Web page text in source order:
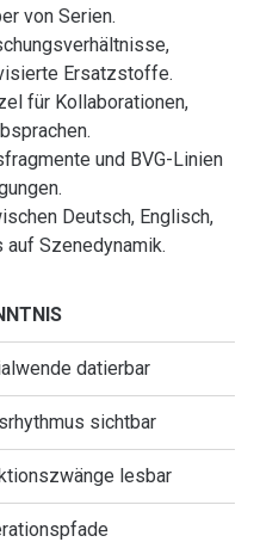
von Serien.
Ersatzstoffe.
für Kollaborationen,
und BVG-Linien
Deutsch, Englisch,
auf Szenedynamik.
datierbar
sichtbar
lesbar